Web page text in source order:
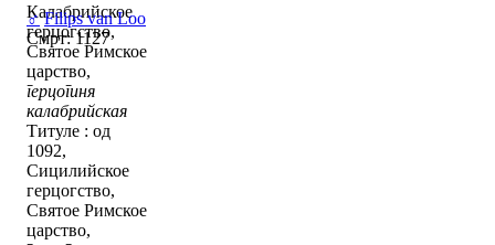
Калабрийское
герцогство,
Святое Римское
царство,
герцогиня
калабрийская
Титуле : од
1092,
Сицилийское
герцогство,
Святое Римское
царство,
♂ Filips van Loo
Смрт: 1127